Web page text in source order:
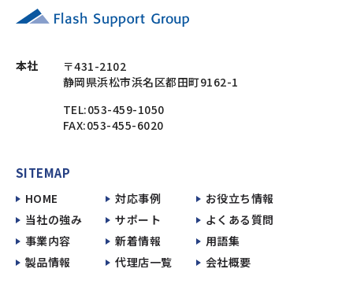
本社
〒431-2102
静岡県浜松市浜名区都田町9162-1
TEL:053-459-1050
FAX:053-455-6020
SITEMAP
HOME
当社の強み
事業内容
製品情報
対応事例
サポート
新着情報
代理店一覧
お役立ち情報
よくある質問
用語集
会社概要